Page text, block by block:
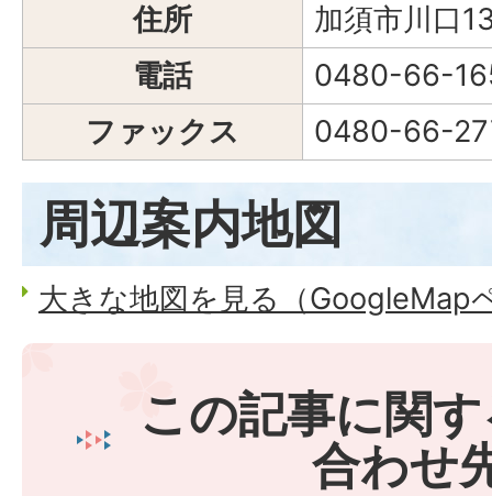
住所
加須市川口
電話
0480-66-
ファックス
0480-66-
周辺案内地図
大きな地図を見る（GoogleMap
この記事に関
合わせ